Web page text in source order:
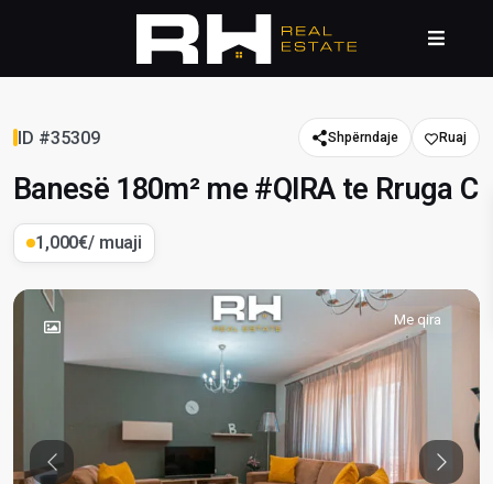
ID #35309 Shpërndaje
Banesë 180m² me #QIRA te Rruga C
1,000€/ muaji
Me qira
Previous